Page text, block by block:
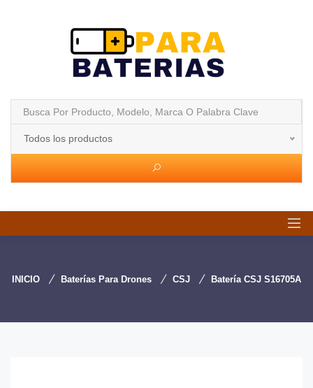
Todos los productos
INICIO Baterías Para Drones CSJ Batería CSJ S16705A